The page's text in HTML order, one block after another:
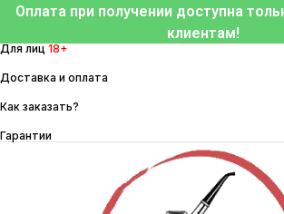
Перейти
содержимому
Оплата при получении доступна
клиентам!
Для лиц 18+
Доставка и оплата
Как заказать?
Гарантии